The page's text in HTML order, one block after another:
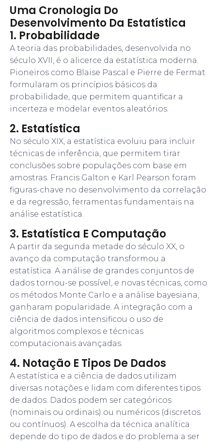
Uma Cronologia Do
Desenvolvimento Da Estatística
1. Probabilidade
A teoria das probabilidades, desenvolvida no
século XVII, é o alicerce da estatística moderna.
Pioneiros como Blaise Pascal e Pierre de Fermat
formularam os princípios básicos da
probabilidade, que permitem quantificar a
incerteza e modelar eventos aleatórios.
2. Estatística
No século XIX, a estatística evoluiu para incluir
técnicas de inferência, que permitem tirar
conclusões sobre populações com base em
amostras. Francis Galton e Karl Pearson foram
figuras-chave no desenvolvimento da correlação
e da regressão, ferramentas fundamentais na
análise estatística.
3. Estatística E Computação
A partir da segunda metade do século XX, o
avanço da computação transformou a
estatística. A análise de grandes conjuntos de
dados tornou-se possível, e novas técnicas, como
os métodos Monte Carlo e a análise bayesiana,
ganharam popularidade. A integração com a
ciência de dados intensificou o uso de
algoritmos complexos e técnicas
computacionais avançadas.
4. Notação E Tipos De Dados
A estatística e a ciência de dados utilizam
diversas notações e lidam com diferentes tipos
de dados. Dados podem ser categóricos
(nominais ou ordinais) ou numéricos (discretos
ou contínuos). A escolha da técnica analítica
depende do tipo de dados e do problema a ser